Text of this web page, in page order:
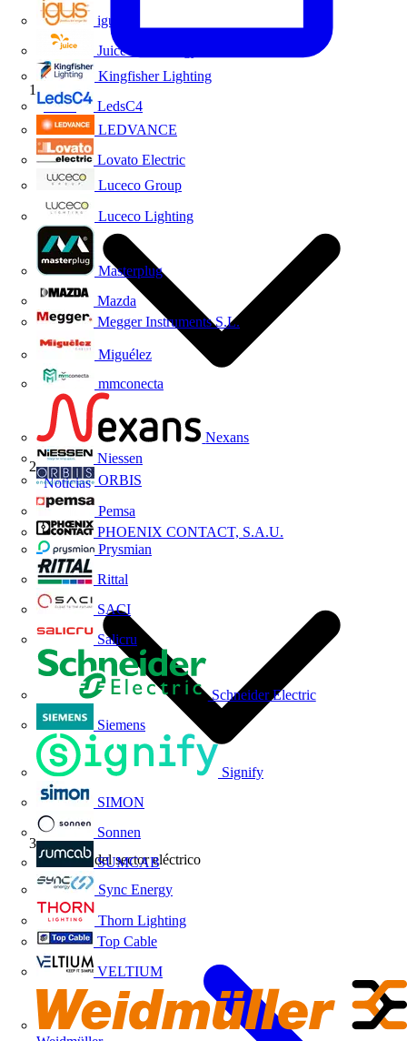
igus
Juice Technology
Kingfisher Lighting
LedsC4
LEDVANCE
Lovato Electric
Luceco Group
Luceco Lighting
Masterplug
Mazda
Megger Instruments S.L.
Miguélez
mmconecta
Nexans
Niessen
ORBIS
Pemsa
PHOENIX CONTACT, S.A.U.
Prysmian
Rittal
SACI
Salicru
Schneider Electric
Siemens
Signify
SIMON
Sonnen
SUMCAB
Sync Energy
Thorn Lighting
Top Cable
VELTIUM
Inicio
Noticias
Noticias del sector eléctrico